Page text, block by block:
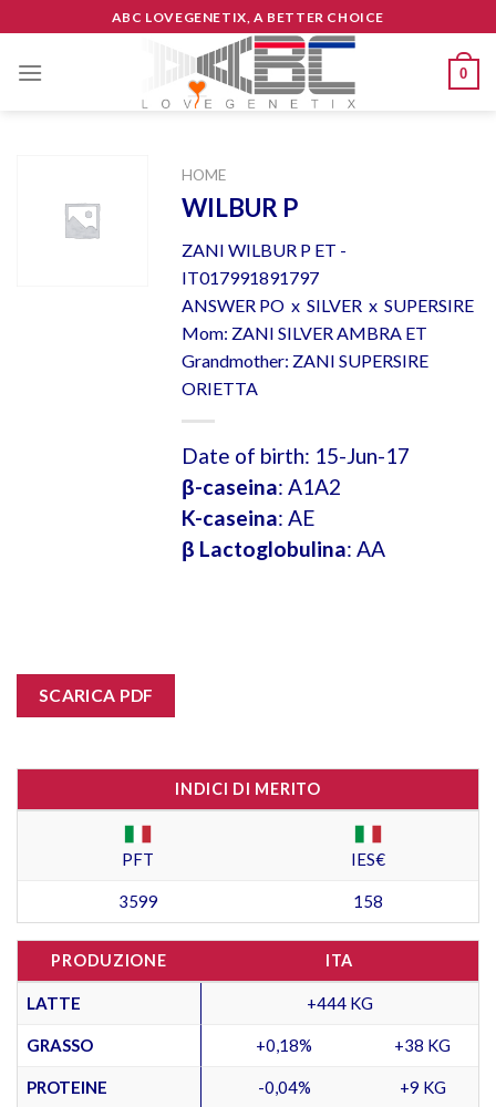
to
content
ABC LOVEGENETIX, A BETTER CHOICE
0
HOME
WILBUR P
ZANI WILBUR P ET -
IT017991891797
ANSWER PO x SILVER x SUPERSIRE
Mom: ZANI SILVER AMBRA ET
Grandmother: ZANI SUPERSIRE
ORIETTA
Date of birth: 15-Jun-17
β-caseina: A1A2
K-caseina: AE
β Lactoglobulina: AA
SCARICA PDF
INDICI DI MERITO
PFT IES€
3599 158
PRODUZIONE ITA
LATTE +444 KG
GRASSO +0,18% +38 KG
PROTEINE -0,04% +9 KG